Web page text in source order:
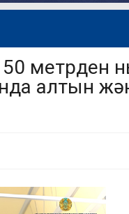
метрден
алтын